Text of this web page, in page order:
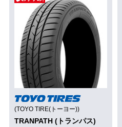
(TOYO TIRE(トーヨー))
TRANPATH (トランパス)